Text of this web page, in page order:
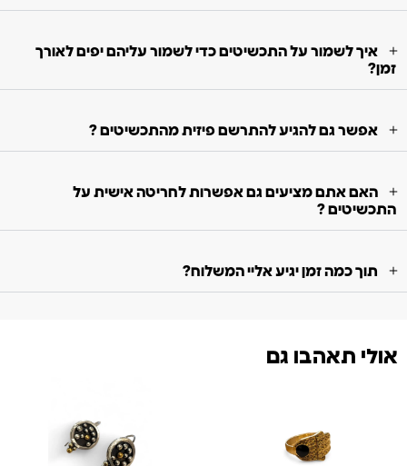
איך לשמור על התכשיטים כדי לשמור עליהם יפים לאורך
זמן?
אפשר גם להגיע להתרשם פיזית מהתכשיטים ?
האם אתם מציעים גם אפשרות לחריטה אישית על
התכשיטים ?
תוך כמה זמן יגיע אליי המשלוח?
אולי תאהבו גם